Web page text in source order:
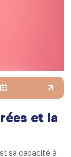
et la
sa capacité à